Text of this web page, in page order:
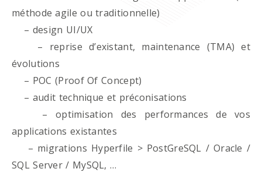
méthode agile ou traditionnelle)
– design UI/UX
– reprise d’existant, maintenance (TMA) et
évolutions
– POC (Proof Of Concept)
– audit technique et préconisations
– optimisation des performances de vos
applications existantes
– migrations Hyperfile > PostGreSQL / Oracle /
SQL Server / MySQL, …